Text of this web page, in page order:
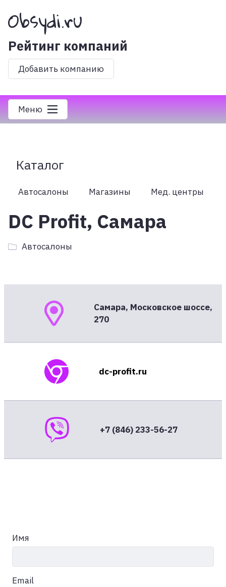
Obsydi.ru
Рейтинг компаний
Добавить компанию
Меню
Каталог
Автосалоны Магазины Мед. центры
DC Profit, Самара
Автосалоны
Самара, Московское шоссе,
270
dc-profit.ru
+7 (846) 233-56-27
Имя
Email